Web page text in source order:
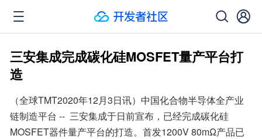
三安集成完成碳化硅MOSFET量产平台打
造
（全球TMT2020年12月3日讯）中国化合物半导体全产业
链制造平台 --  三安集成于日前宣布，已经完成碳化硅
MOSFET器件量产平台的打造。首发1200V 80mΩ产品已